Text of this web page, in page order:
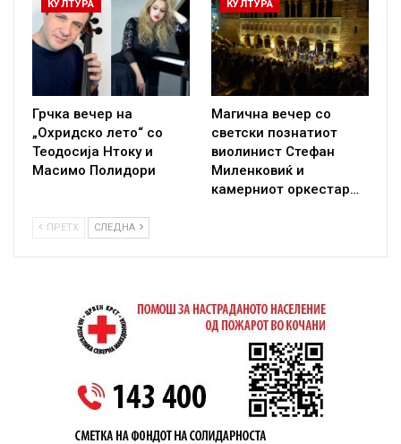
КУЛТУРА
Грчка вечер на
„Охридско лето“ со
Теодосија Нтоку и
Масимо Полидори
КУЛТУРА
Магична вечер со
светски познатиот
виолинист Стефан
Миленковиќ и
камерниот оркестар…
ПРЕТХ СЛЕДНА